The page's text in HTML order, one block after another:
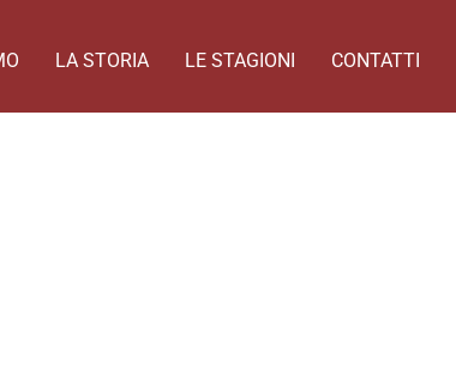
LA STORIA LE STAGIONI CONTATTI